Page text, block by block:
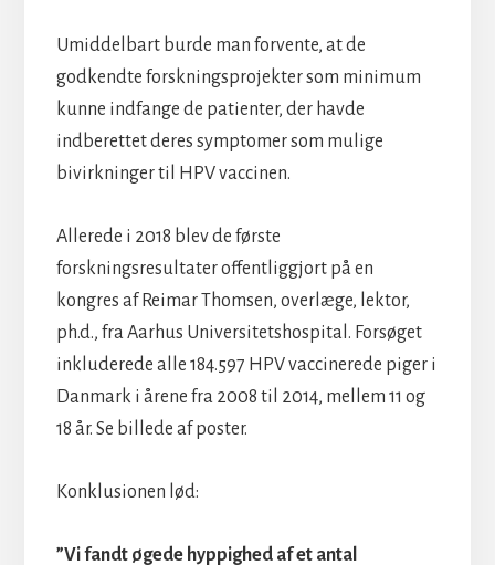
Umiddelbart burde man forvente, at de
godkendte forskningsprojekter som minimum
kunne indfange de patienter, der havde
indberettet deres symptomer som mulige
bivirkninger til HPV vaccinen.
Allerede i 2018 blev de første
forskningsresultater offentliggjort på en
kongres af Reimar Thomsen, overlæge, lektor,
ph.d., fra Aarhus Universitetshospital. Forsøget
inkluderede alle 184.597 HPV vaccinerede piger i
Danmark i årene fra 2008 til 2014, mellem 11 og
18 år. Se billede af poster.
Konklusionen lød:
”Vi fandt øgede hyppighed af et antal